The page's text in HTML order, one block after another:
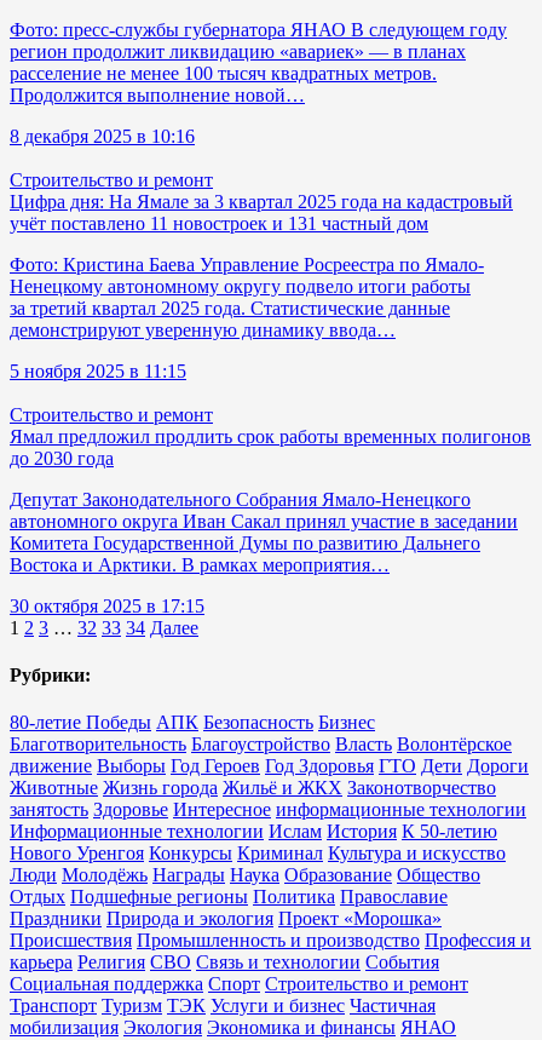
Фото: пресс-службы губернатора ЯНАО В следующем году
регион продолжит ликвидацию «авариек» — в планах
расселение не менее 100 тысяч квадратных метров.
Продолжится выполнение новой…
8 декабря 2025 в 10:16
Строительство и ремонт
Цифра дня: На Ямале за 3 квартал 2025 года на кадастровый
учёт поставлено 11 новостроек и 131 частный дом
Фото: Кристина Баева Управление Росреестра по Ямало-
Ненецкому автономному округу подвело итоги работы
за третий квартал 2025 года. Статистические данные
демонстрируют уверенную динамику ввода…
5 ноября 2025 в 11:15
Строительство и ремонт
Ямал предложил продлить срок работы временных полигонов
до 2030 года
Депутат Законодательного Собрания Ямало‑Ненецкого
автономного округа Иван Сакал принял участие в заседании
Комитета Государственной Думы по развитию Дальнего
Востока и Арктики. В рамках мероприятия…
30 октября 2025 в 17:15
1 2 3 … 32 33 34 Далее
Рубрики:
80-летие Победы АПК Безопасность Бизнес
Благотворительность Благоустройство Власть Волонтёрское
движение Выборы Год Героев Год Здоровья ГТО Дети Дороги
Животные Жизнь города Жильё и ЖКХ Законотворчество
занятость Здоровье Интересное информационные технологии
Информационные технологии Ислам История К 50-летию
Нового Уренгоя Конкурсы Криминал Культура и искусство
Люди Молодёжь Награды Наука Образование Общество
Отдых Подшефные регионы Политика Православие
Праздники Природа и экология Проект «Морошка»
Происшествия Промышленность и производство Профессия и
карьера Религия СВО Связь и технологии События
Социальная поддержка Спорт Строительство и ремонт
Транспорт Туризм ТЭК Услуги и бизнес Частичная
мобилизация Экология Экономика и финансы ЯНАО